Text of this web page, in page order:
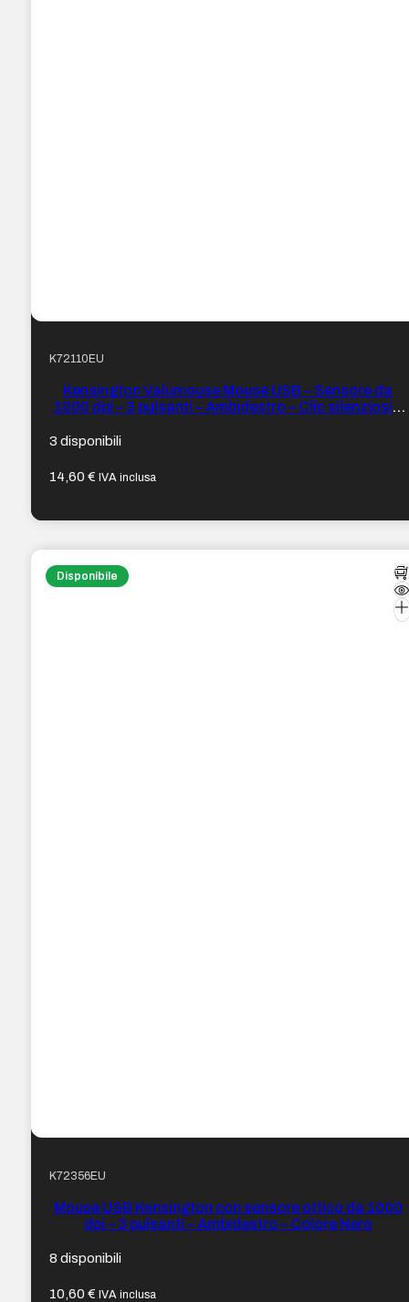
K72110EU
Kensington Valumouse Mouse USB – Sensore da
1000 dpi – 3 pulsanti – Ambidestro – Clic silenziosi –
3 disponibili
14,60€ IVA inclusa
Disponibile
K72356EU
Mouse USB Kensington con sensore ottico da 1000
dpi – 3 pulsanti – Ambidestro – Colore Nero
8 disponibili
10,60€ IVA inclusa